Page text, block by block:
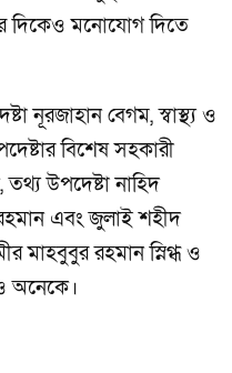
দিকেও মনোযোগ দিতে
নূরজাহান বেগম, স্বাস্থ্য ও
বিশেষ সহকারী
উপদেষ্টা নাহিদ
এবং জুলাই শহীদ
মাহবুবুর রহমান স্নিগ্ধ ও
অনেকে।